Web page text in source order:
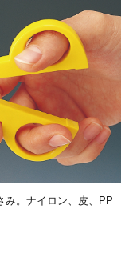
。ナイロン、皮、
PP